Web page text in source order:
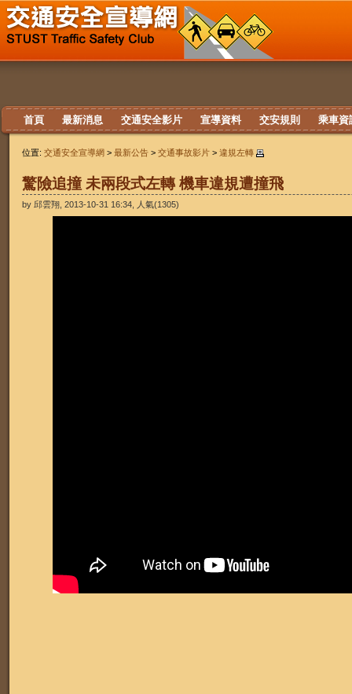
首頁 最新消息 交通安全影片 宣導資料 交安規則 乘車資
位置: 交通安全宣導網 > 最新公告 > 交通事故影片 > 違規左轉
驚險追撞 未兩段式左轉 機車違規遭撞飛
by 邱雲翔, 2013-10-31 16:34, 人氣(1305)